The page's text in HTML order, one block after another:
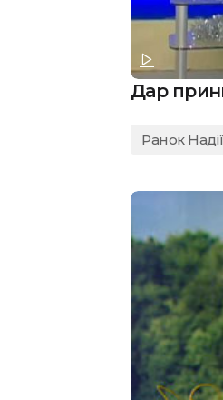
Дар
Ранок Надії